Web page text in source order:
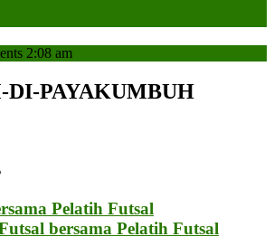
2:08 am
DI-PAYAKUMBUH
Pelatih Futsal
bersama Pelatih Futsal